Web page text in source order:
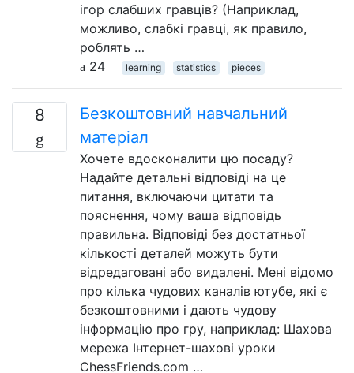
ігор слабших гравців? (Наприклад,
можливо, слабкі гравці, як правило,
роблять …
24
learning statistics pieces
8
Безкоштовний навчальний
матеріал
Хочете вдосконалити цю посаду?
Надайте детальні відповіді на це
питання, включаючи цитати та
пояснення, чому ваша відповідь
правильна. Відповіді без достатньої
кількості деталей можуть бути
відредаговані або видалені. Мені відомо
про кілька чудових каналів ютубе, які є
безкоштовними і дають чудову
інформацію про гру, наприклад: Шахова
мережа Інтернет-шахові уроки
ChessFriends.com …